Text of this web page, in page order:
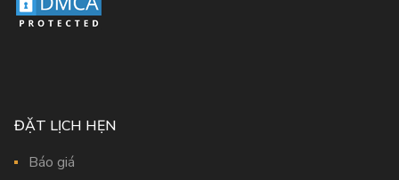
ĐẶT LỊCH HẸN
Báo giá